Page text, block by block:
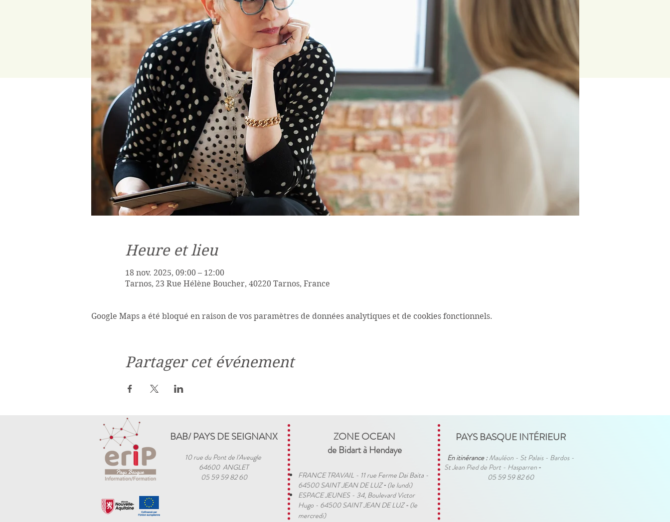
Heure et lieu
18 nov. 2025, 09:00 – 12:00
Tarnos, 23 Rue Hélène Boucher, 40220 Tarnos, France
Google Maps a été bloqué en raison de vos paramètres de données analytiques et de cookies fonctionnels.
Partager cet événement
BAB/ PAYS DE SEIGNANX
10 rue du Pont de l'Aveugle
64600 ANGLET
05 59 59 82 60
ZONE OCEAN
de Bidart à Hendaye​
FRANCE TRAVAIL - 11 rue Ferme Dai Baita -
64500 SAINT JEAN DE LUZ​ - (le lundi)
ESPACE JEUNES - 34, Boulevard Victor
Hugo - 64500 SAINT JEAN DE LUZ- (le
mercredi)
PAYS BASQUE INTÉRIEUR
En itinérance :Mauléon - St Palais - Bardos -
St Jean Pied de Port - Hasparren -
05 59 59 82 60